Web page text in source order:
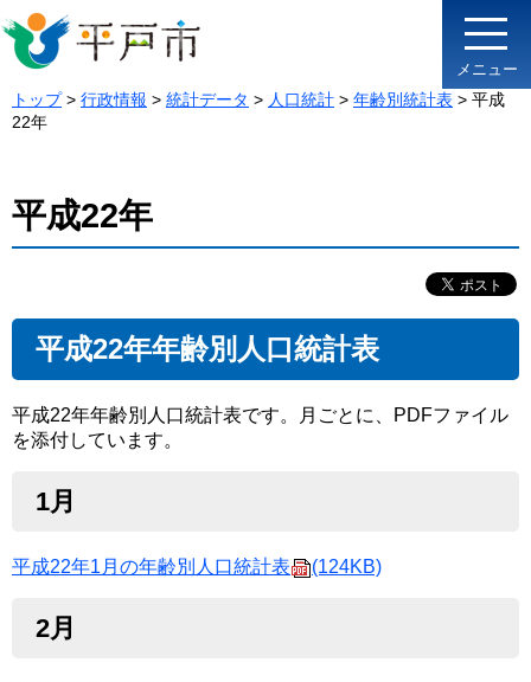
メニュー
トップ> 行政情報 > 統計データ > 人口統計 > 年齢別統計表 > 平成
22年
平成22年
平成22年年齢別人口統計表
平成22年年齢別人口統計表です。月ごとに、PDFファイル
を添付しています。
1月​
平成22年1月の年齢別人口統計表 (124KB)
2月